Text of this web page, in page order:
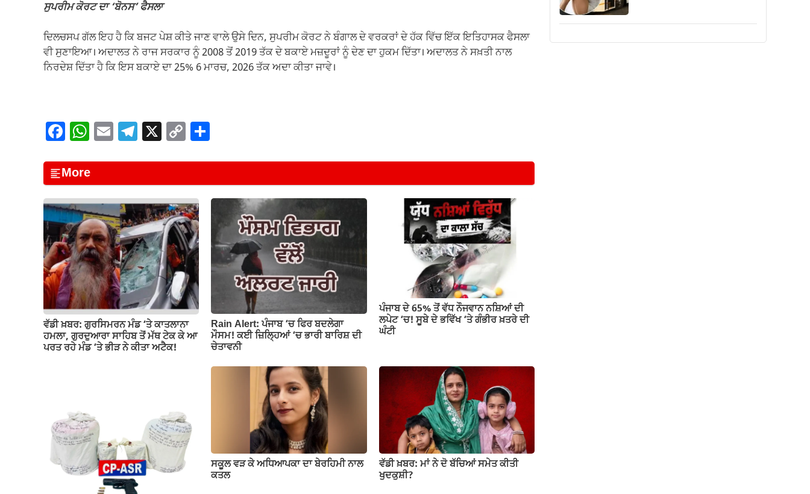
ਸੁਪਰੀਮ ਕੋਰਟ ਦਾ ‘ਬੋਨਸ’ ਫੈਸਲਾ
ਦਿਲਚਸਪ ਗੱਲ ਇਹ ਹੈ ਕਿ ਬਜਟ ਪੇਸ਼ ਕੀਤੇ ਜਾਣ ਵਾਲੇ ਉਸੇ ਦਿਨ, ਸੁਪਰੀਮ ਕੋਰਟ ਨੇ ਬੰਗਾਲ ਦੇ ਵਰਕਰਾਂ ਦੇ ਹੱਕ ਵਿੱਚ ਇੱਕ ਇਤਿਹਾਸਕ ਫੈਸਲਾ
ਵੀ ਸੁਣਾਇਆ। ਅਦਾਲਤ ਨੇ ਰਾਜ ਸਰਕਾਰ ਨੂੰ 2008 ਤੋਂ 2019 ਤੱਕ ਦੇ ਬਕਾਏ ਮਜ਼ਦੂਰਾਂ ਨੂੰ ਦੇਣ ਦਾ ਹੁਕਮ ਦਿੱਤਾ। ਅਦਾਲਤ ਨੇ ਸਖ਼ਤੀ ਨਾਲ
ਨਿਰਦੇਸ਼ ਦਿੱਤਾ ਹੈ ਕਿ ਇਸ ਬਕਾਏ ਦਾ 25% 6 ਮਾਰਚ, 2026 ਤੱਕ ਅਦਾ ਕੀਤਾ ਜਾਵੇ।
F
c
e
b
o
o
k
W
at
s
A
p
p
E
ail
T
e
gr
a
m
X C
p
y
Li
n
k
ar
e
More
ਵੱਡੀ ਖ਼ਬਰ: ਗੁਰਸਿਮਰਨ ਮੰਡ ‘ਤੇ ਕਾਤਲਾਨਾ
ਹਮਲਾ, ਗੁਰਦੁਆਰਾ ਸਾਹਿਬ ਤੋਂ ਮੱਥ ਟੇਕ ਕੇ ਆ
ਪਰਤ ਰਹੇ ਮੰਡ ‘ਤੇ ਭੀੜ ਨੇ ਕੀਤਾ ਅਟੈਕ!
Rain Alert: ਪੰਜਾਬ ‘ਚ ਫਿਰ ਬਦਲੇਗਾ
ਮੌਸਮ! ਕਈ ਜ਼ਿਲ੍ਹਿਆਂ ‘ਚ ਭਾਰੀ ਬਾਰਿਸ਼ ਦੀ
ਚੇਤਾਵਨੀ
ਪੰਜਾਬ ਦੇ 65% ਤੋਂ ਵੱਧ ਨੌਜਵਾਨ ਨਸ਼ਿਆਂ ਦੀ
ਲਪੇਟ ‘ਚ! ਸੂਬੇ ਦੇ ਭਵਿੱਖ ‘ਤੇ ਗੰਭੀਰ ਖ਼ਤਰੇ ਦੀ
ਘੰਟੀ
ਸਕੂਲ ਵੜ ਕੇ ਅਧਿਆਪਕਾ ਦਾ ਬੇਰਹਿਮੀ ਨਾਲ
ਕਤਲ
ਵੱਡੀ ਖ਼ਬਰ: ਮਾਂ ਨੇ ਦੋ ਬੱਚਿਆਂ ਸਮੇਤ ਕੀਤੀ
ਖੁਦਕੁਸ਼ੀ?